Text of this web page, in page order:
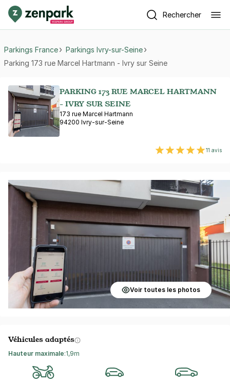
Rechercher
Parkings France
Parkings Ivry-sur-Seine
Parking 173 rue Marcel Hartmann - Ivry sur Seine
PARKING 173 RUE MARCEL HARTMANN
- IVRY SUR SEINE
173 rue Marcel Hartmann
94200 Ivry-sur-Seine
11 avis
Voir toutes les photos
Véhicules adaptés
Hauteur maximale:1,9m